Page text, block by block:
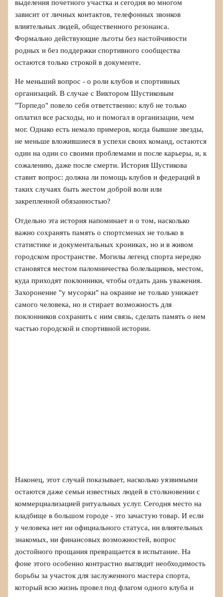
выделения почетного участка и сегодня во многом
зависит от личных контактов, телефонных звонков
влиятельных людей, общественного резонанса.
Формально действующие льготы без настойчивости
родных и без поддержки спортивного сообщества
остаются только строкой в документе.
Не меньший вопрос - о роли клубов и спортивных
организаций. В случае с Виктором Шустиковым
"Торпедо" повело себя ответственно: клуб не только
оплатил все расходы, но и помогал в организации, чем
мог. Однако есть немало примеров, когда бывшие звезды,
не меньше вложившиеся в успехи своих команд, остаются
один на один со своими проблемами и после карьеры, и, к
сожалению, даже после смерти. История Шустикова
ставит вопрос: должна ли помощь клубов и федераций в
таких случаях быть жестом доброй воли или
закрепленной обязанностью?
Отдельно эта история напоминает и о том, насколько
важно сохранять память о спортсменах не только в
статистике и документальных хрониках, но и в живом
городском пространстве. Могилы легенд спорта нередко
становятся местом паломничества болельщиков, местом,
куда приходят поклонники, чтобы отдать дань уважения.
Захоронение "у мусорки" на окраине не только унижает
самого человека, но и стирает возможность для
поклонников сохранить с ним связь, сделать память о нем
частью городской и спортивной истории.
Наконец, этот случай показывает, насколько уязвимыми
остаются даже семьи известных людей в столкновении с
коммерциализацией ритуальных услуг. Сегодня место на
кладбище в большом городе - это зачастую товар. И если
у человека нет ни официального статуса, ни влиятельных
знакомых, ни финансовых возможностей, вопрос
достойного прощания превращается в испытание. На
фоне этого особенно контрастно выглядит необходимость
борьбы за участок для заслуженного мастера спорта,
который всю жизнь провел под флагом одного клуба и